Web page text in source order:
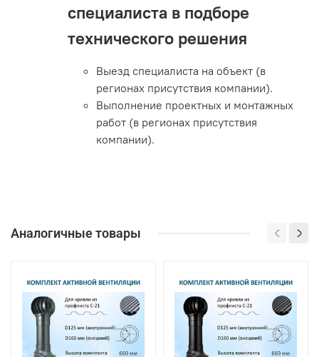
специалиста в подборе
технического решения
Выезд специалиста на объект (в
регионах присутствия компании).
Выполнение проектных и монтажных
работ (в регионах присутствия
компании).
Аналогичные товары